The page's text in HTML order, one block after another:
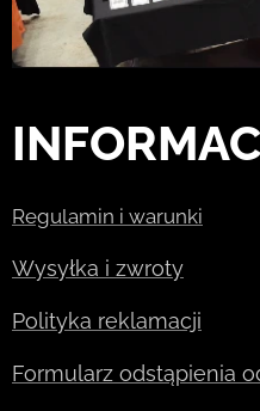
Regulamin i warunki
Wysyłka i zwroty
Polityka reklamacji
Formularz odstąpienia